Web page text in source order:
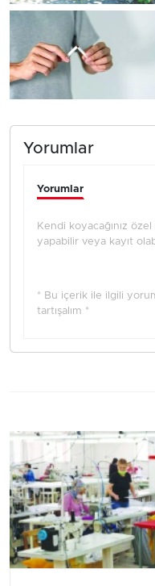
Yorumlar
Yorumlar
Kendi koyacağınız
yapabilir veya kayıt
* Bu içerik ile ilgili
tartışalım *